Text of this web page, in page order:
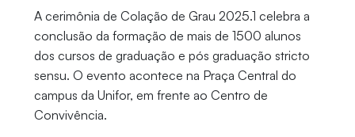
A cerimônia de Colação de Grau 2025.1 celebra a
conclusão da formação de mais de 1500 alunos
dos cursos de graduação e pós graduação stricto
sensu. O evento acontece na Praça Central do
campus da Unifor, em frente ao Centro de
Convivência.